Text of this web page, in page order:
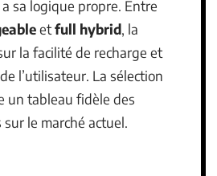
a sa logique propre. Entre
etfull hybrid, la
la facilité de recharge et
l’utilisateur. La sélection
un tableau fidèle des
le marché actuel.